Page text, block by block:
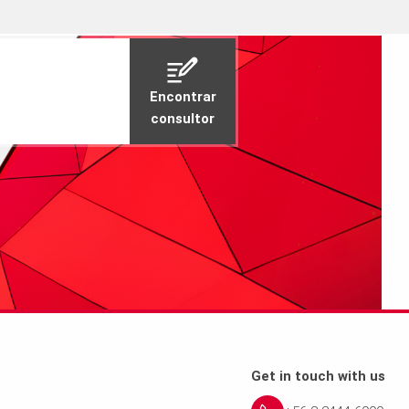
Unidad de empaque
a pedidot
Encontrar
consultor
Get in touch with us